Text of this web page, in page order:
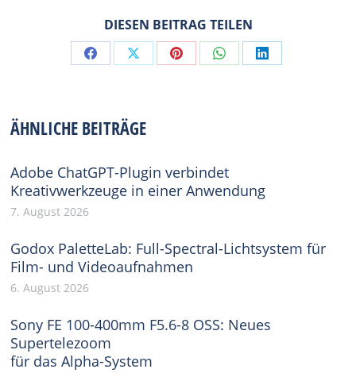
DIESEN BEITRAG TEILEN
Share Share Share Share Share
ÄHNLICHE BEITRÄGE
Adobe ChatGPT-Plugin verbindet
Kreativwerkzeuge in einer Anwendung
7. August 2026
Godox PaletteLab: Full-Spectral-Lichtsystem für
Film- und Videoaufnahmen
6. August 2026
Sony FE 100-400mm F5.6-8 OSS: Neues
Supertelezoom
für das Alpha-System